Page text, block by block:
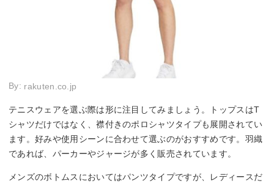
By: rakuten.co.jp
テニスウェアを選ぶ際は形に注目してみましょう。トップスはT
シャツだけではなく、襟付きのポロシャツタイプも展開されてい
ます。好みや使用シーンに合わせて選ぶのがおすすめです。羽織
であれば、パーカーやジャージが多く販売されています。
メンズのボトムスにおいてはパンツタイプですが、レディースだ